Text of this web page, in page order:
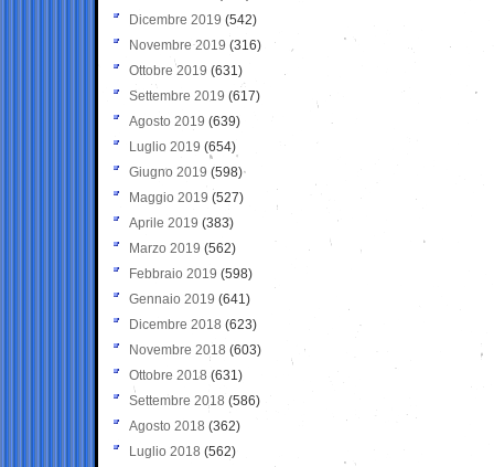
Dicembre 2019 (542)
Novembre 2019 (316)
Ottobre 2019 (631)
Settembre 2019 (617)
Agosto 2019 (639)
Luglio 2019 (654)
Giugno 2019 (598)
Maggio 2019 (527)
Aprile 2019 (383)
Marzo 2019 (562)
Febbraio 2019 (598)
Gennaio 2019 (641)
Dicembre 2018 (623)
Novembre 2018 (603)
Ottobre 2018 (631)
Settembre 2018 (586)
Agosto 2018 (362)
Luglio 2018 (562)